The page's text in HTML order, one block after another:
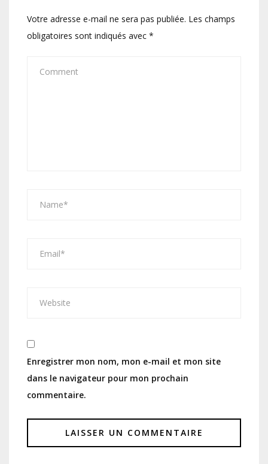
Votre adresse e-mail ne sera pas publiée. Les champs
obligatoires sont indiqués avec *
Enregistrer mon nom, mon e-mail et mon site
dans le navigateur pour mon prochain
commentaire.